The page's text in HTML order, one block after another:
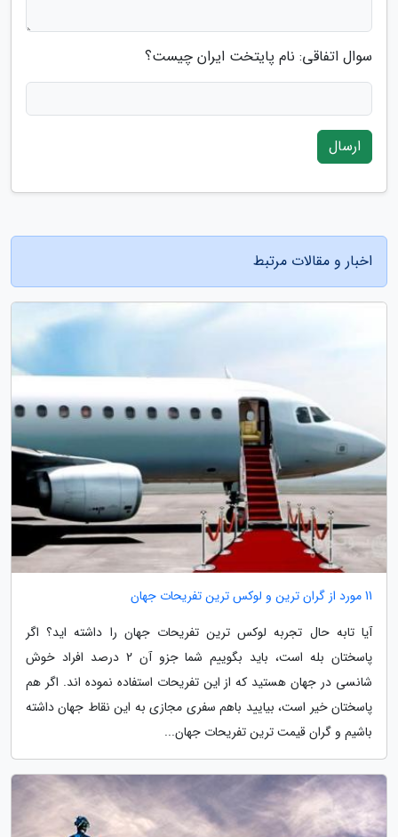
سوال اتفاقی: نام پایتخت ایران چیست؟
ارسال
اخبار و مقالات مرتبط
11 مورد از گران ترین و لوکس ترین تفریحات جهان
آیا تابه حال تجربه لوکس ترین تفریحات جهان را داشته اید؟ اگر
پاسختان بله است، باید بگوییم شما جزو آن 2 درصد افراد خوش
شانسی در جهان هستید که از این تفریحات استفاده نموده اند. اگر هم
پاسختان خیر است، بیایید باهم سفری مجازی به این نقاط جهان داشته
باشیم و گران قیمت ترین تفریحات جهان...